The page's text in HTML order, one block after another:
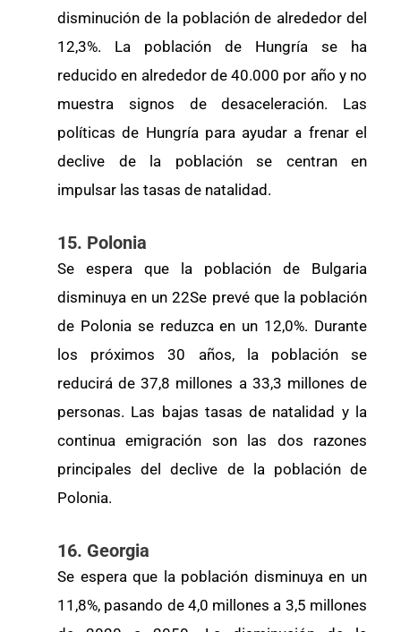
disminución de la población de alrededor del
12,3%. La población de Hungría se ha
reducido en alrededor de 40.000 por año y no
muestra signos de desaceleración. Las
políticas de Hungría para ayudar a frenar el
declive de la población se centran en
impulsar las tasas de natalidad.
15. Polonia
Se espera que la población de Bulgaria
disminuya en un 22Se prevé que la población
de Polonia se reduzca en un 12,0%. Durante
los próximos 30 años, la población se
reducirá de 37,8 millones a 33,3 millones de
personas. Las bajas tasas de natalidad y la
continua emigración son las dos razones
principales del declive de la población de
Polonia.
16. Georgia
Se espera que la población disminuya en un
11,8%, pasando de 4,0 millones a 3,5 millones